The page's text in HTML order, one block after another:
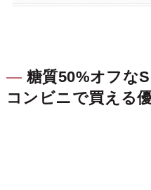
糖質50%オフな
コンビニで買える